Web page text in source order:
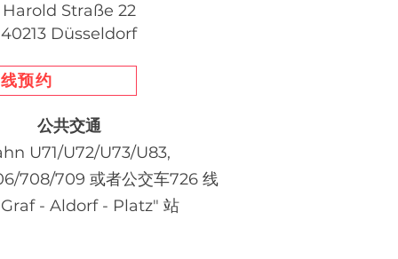
Harold Straße 22
40213 Düsseldorf
预约
公共交通
U71/U72/U73/U83,
708/709 或者公交车726 线
- Aldorf - Platz" 站